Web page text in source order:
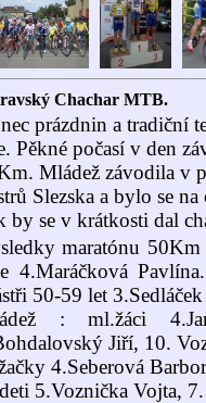
Chachar MTB.
prázdnin a tradiční
Pěkné počasí v den
Mládež závodila v
Slezska a bylo se
by se v krátkosti dal
maratónu
4.Maráčková
50-59 let
: ml.žáci
Jiří, 10.
4.Seberová
5.Voznička Vojta,